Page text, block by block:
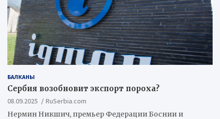
БАЛКАНЫ
Сербия возобновит экспорт пороха?
08.09.2025
RuSerbia.com
Нермин Никшич, премьер Федерации Боснии и